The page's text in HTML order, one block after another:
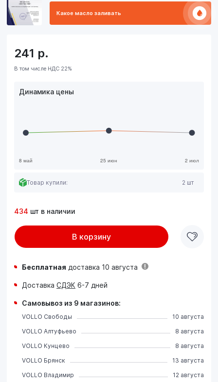
Какое масло заливать
241 р.
В том числе НДС 22%
Динамика цены
Товар купили: 2 шт
434 шт в наличии
В корзину
Бесплатная доставка 10 августа
Доставка СДЭК 6-7 дней
Самовывоз из 9 магазинов:
VOLLO Свободы
10 августа
VOLLO Алтуфьево
8 августа
VOLLO Кунцево
8 августа
VOLLO Брянск
13 августа
VOLLO Владимир
12 августа